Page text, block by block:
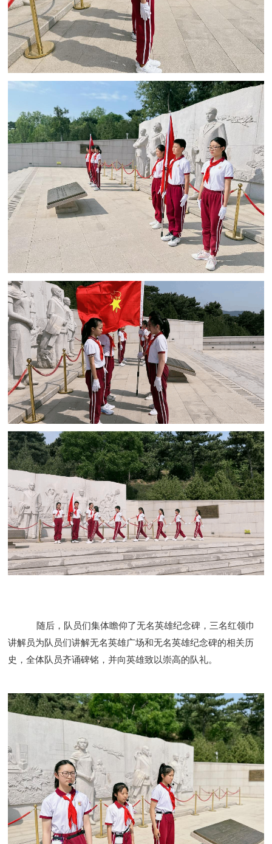
随后，队员们集体瞻仰了无名英雄纪念碑，三名红领巾
讲解员为队员们讲解无名英雄广场和无名英雄纪念碑的相关历
史，全体队员齐诵碑铭，并向英雄致以崇高的队礼。